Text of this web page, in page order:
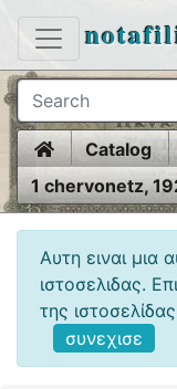
HomeCatalog
1 chervonetz,
Αυτη ειναι μια
ιστοσελιδας.
της
συνεχισε